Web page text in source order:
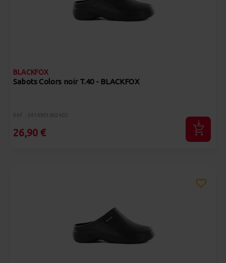
BLACKFOX
Sabots Colors noir T.40 - BLACKFOX
Réf : 3414901862402
26,90 €